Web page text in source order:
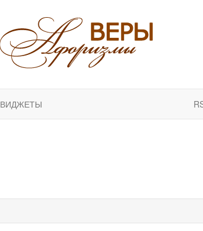
ВИДЖЕТЫ